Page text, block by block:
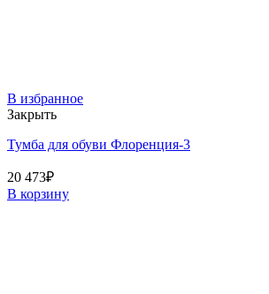
В избранное
Закрыть
Тумба для обуви Флоренция-3
20 473₽
В корзину